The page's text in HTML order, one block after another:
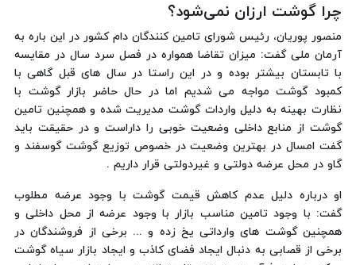
چرا گوشت ارزان نمی‌شود؟
منصور پوریان، رئیس شورای تامین کنندگان دام کشور در این باره به
آرمان ملی گفت: میزان تقاضا همواره در فصل سرد سال در مقایسه
با تابستان بیشتر بوده و در این راستا در سال های قبل گاهی با
کمبود گوشت مواجه می شدیم اما در حال حاضر بازار گوشت با
نظارت بهینه به دلیل واردات گوشت مدیریت شده و همچنین تامین
گوشت از منابع داخلی وضعیت خوبی را داراست و در حقیقت باید
گفت امسال در بهترین وضعیت در خصوص توزیع گوشت گوسفند و
گاو در محل عرضه دولتی و غیردولتی قرار داریم .
او درباره دلیل عدم کاهش قیمت گوشت با وجود عرضه مطلوب
گفت: با وجود تامین مناسب بازار با وجود عرضه از محل داخلی و
همچنین گوشت های وارداتی یخ زده و ... برخی از فروشندگان در
برخی از قصابی به دنبال ایجاد فضای کاذب و ایجاد بازار سیاه گوشت